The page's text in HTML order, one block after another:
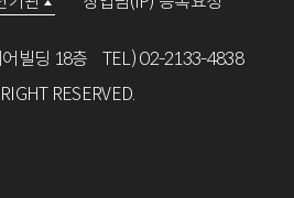
빌딩 18층 TEL) 02-2133-4838
RESERVED.